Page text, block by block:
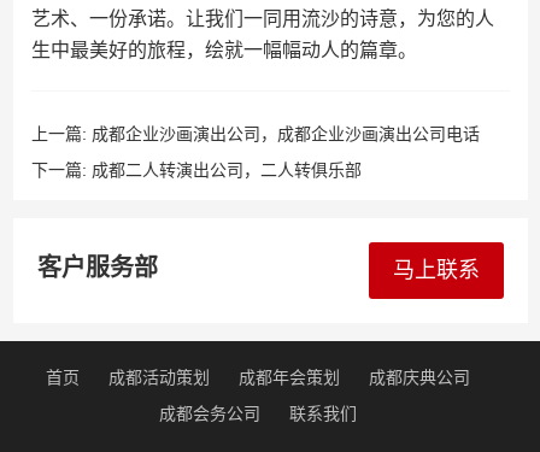
艺术、一份承诺。让我们一同用流沙的诗意，为您的人
生中最美好的旅程，绘就一幅幅动人的篇章。
上一篇: 成都企业沙画演出公司，成都企业沙画演出公司电话
下一篇: 成都二人转演出公司，二人转俱乐部
客户服务部 马上联系
首页 成都活动策划 成都年会策划
成都庆典公司
成都会务公司
联系我们